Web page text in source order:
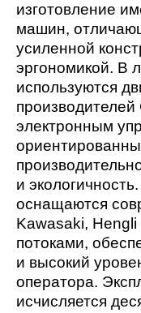
изготовление
машин,
усиленной
эргономикой. В
используются
электронным
и
оснащаются
Kawasaki,
потоками,
и высокий
оператора.
исчисляется